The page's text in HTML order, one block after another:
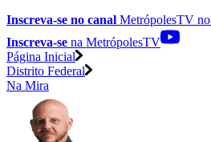
Inscreva-se no canal MetrópolesTV no
Inscreva-se na MetrópolesTV
Página Inicial
Distrito Federal
Na Mira